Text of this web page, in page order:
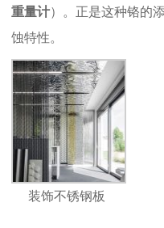
重量计）。正是这种铬的
蚀特性。
装饰不锈钢板